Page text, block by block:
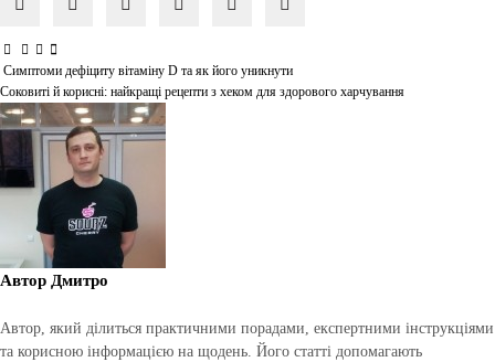
Навігація
записів
Симптоми дефіциту вітаміну D та як його уникнути
Соковиті й корисні: найкращі рецепти з хеком для здорового харчування
Автор Дмитро
Автор, який ділиться практичними порадами, експертними інструкціями
та корисною інформацією на щодень. Його статті допомагають